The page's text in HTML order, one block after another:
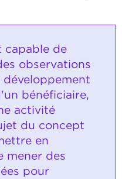
capable de
observations
bénéficiaire,
activité
du concept
en
mener des
pour